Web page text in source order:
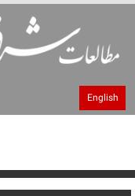
English